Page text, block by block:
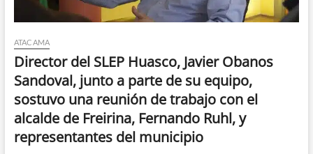
ATACAMA
Director del SLEP Huasco, Javier Obanos
Sandoval, junto a parte de su equipo,
sostuvo una reunión de trabajo con el
alcalde de Freirina, Fernando Ruhl, y
representantes del municipio